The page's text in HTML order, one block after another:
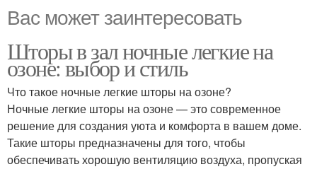
Вас может заинтересовать
Шторы в зал ночные легкие на
озоне: выбор и стиль
Что такое ночные легкие шторы на озоне?
Ночные легкие шторы на озоне — это современное
решение для создания уюта и комфорта в вашем доме.
Такие шторы предназначены для того, чтобы
обеспечивать хорошую вентиляцию воздуха, пропуская